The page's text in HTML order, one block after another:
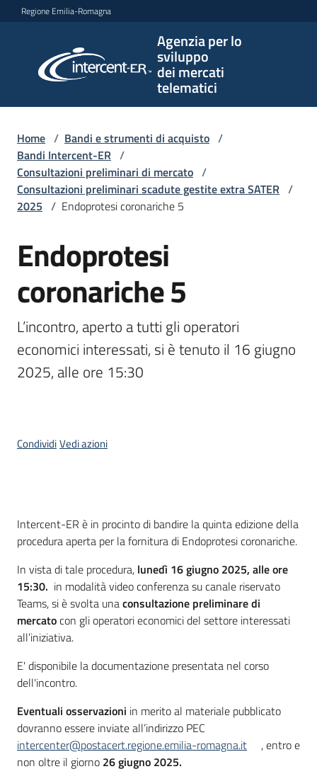
Vai al contenuto
Vai alla navigazione
Vai al footer
Regione Emilia-Romagna
Agenzia per lo
sviluppo
dei mercati
telematici
per lo
sviluppo
telematici
L'Agenzia
Bandi
strumenti
acquisto
Supporto
Piattaforme
English
site
Seguici
su
Home / Bandi e strumenti di acquisto /
Bandi Intercent-ER /
Consultazioni preliminari di mercato /
Consultazioni preliminari scadute gestite extra SATER /
2025 / Endoprotesi coronariche 5
Salta al contenuto
Endoprotesi
coronariche 5
L’incontro, aperto a tutti gli operatori
economici interessati, si è tenuto il 16 giugno
2025, alle ore 15:30
CondividiVedi azioni
Cos'è
Intercent-ER è in procinto di bandire la quinta edizione della
procedura aperta per la fornitura di Endoprotesi coronariche.
In vista di tale procedura, lunedì 16 giugno 2025, alle ore
15:30. in modalità video conferenza su canale riservato
Teams, si è svolta unaconsultazione preliminare di
mercatocon gli operatori economici del settore interessati
all’iniziativa.
E' disponibile la documentazione presentata nel corso
dell'incontro.
Eventuali osservazioni in merito al materiale pubblicato
dovranno essere inviate all’indirizzo PEC
intercenter@postacert.regione.emilia-romagna.it
, entro e
non oltre il giorno 26 giugno 2025.